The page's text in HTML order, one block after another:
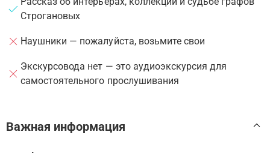
Строгановых
Наушники — пожалуйста, возьмите свои
Экскурсовода нет — это аудиоэкскурсия для
самостоятельного прослушивания
Важная информация